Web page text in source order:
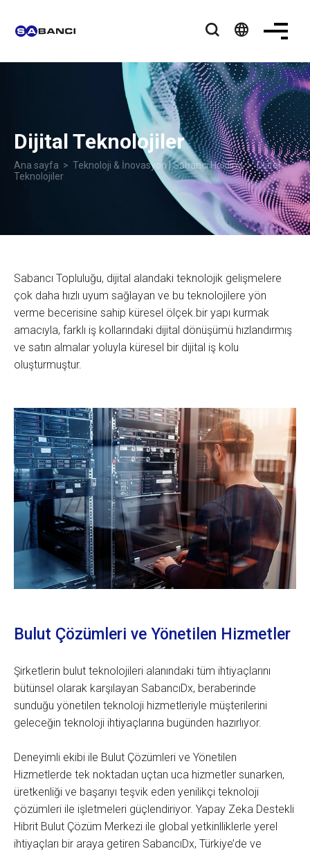
language
Dijital Teknolojiler
Ana sayfa > Teknoloji & İnovasyon | Sabancı Holding> Dijital
Teknolojiler
Sabancı Topluluğu, dijital alandaki teknolojik gelişmelere
çok daha hızlı uyum sağlayan ve bu teknolojilere yön
verme becerisine sahip küresel ölçek.bir yapı kurmak
amacıyla, farklı iş kollarındaki dijital dönüşümü hızlandırmış
ve satın almalar yoluyla küresel bir dijital iş kolu
oluşturmuştur.
Bulut Çözümleri ve Yönetilen Hizmetler
Şirketlerin bulut teknolojileri alanındaki tüm ihtiyaçlarını
bütünsel olarak karşılayan SabancıDx, beraberinde
sunduğu yönetilen teknoloji hizmetleriyle müşterilerini
geleceğin teknoloji ihtiyaçlarına bugünden hazırlıyor.
Deneyimli ekibi ile Bulut Çözümleri ve Yönetilen
Hizmetlerde tek noktadan uçtan uca hizmetler sunarken,
üretkenliği ve başarıyı teşvik eden yenilikçi teknoloji
çözümleri ile işletmeleri güçlendiriyor. Yapay Zeka Destekli
Hibrit Bulut Çözüm Merkezi ile global yetkinlliklerle yerel
ihtiyaçları bir araya getiren SabancıDx, Türkiye’de ve